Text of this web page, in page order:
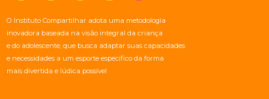
O Instituto Compartilhar adota uma metodologia
inovadora baseada na visão integral da criança
e do adolescente, que busca adaptar suas capacidades
e necessidades a um esporte específico da forma
mais divertida e lúdica possível